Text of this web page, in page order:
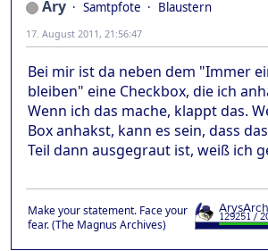
Ary Samtpfote
Blaustern
17. August 2011, 21:56:47
Bei mir ist da neben dem "Immer
bleiben" eine Checkbox, die ich
Wenn ich das mache, klappt das.
Box anhakst, kann es sein, dass
Teil dann ausgegraut ist, weiß ich
Make your statement. Face your
fear. (The Magnus Archives)